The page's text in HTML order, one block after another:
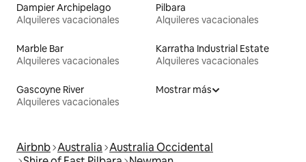
Dampier Archipelago
Alquileres vacacionales
Pilbara
Alquileres vacacionales
Marble Bar
Alquileres vacacionales
Karratha Industrial Estate
Alquileres vacacionales
Gascoyne River
Alquileres vacacionales
Mostrar más
Airbnb Australia Australia Occidental